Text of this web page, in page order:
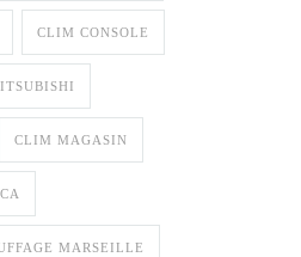
CLIM CONSOLE
CLIM MAGASIN
MARSEILLE